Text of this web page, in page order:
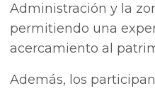
Administración y la
permitiendo una
acercamiento al
Además, los